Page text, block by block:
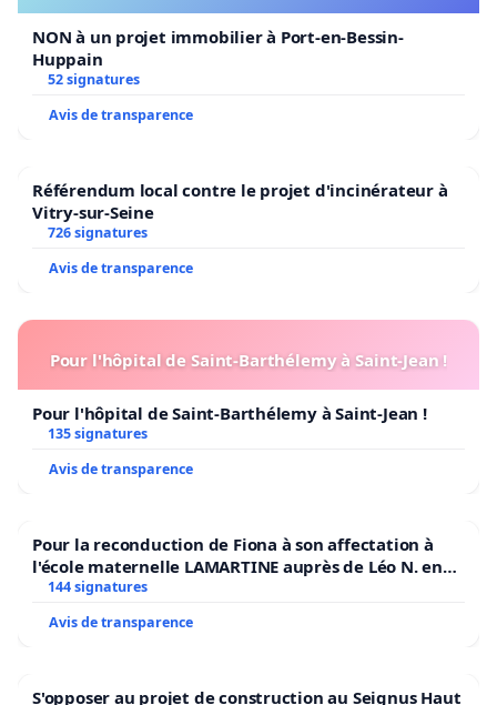
NON à un projet immobilier à Port-en-Bessin-
Huppain
52 signatures
Avis de transparence
Référendum local contre le projet d'incinérateur à
Vitry-sur-Seine
726 signatures
Avis de transparence
Pour l'hôpital de Saint-Barthélemy à Saint-Jean !
Pour l'hôpital de Saint-Barthélemy à Saint-Jean !
135 signatures
Avis de transparence
Pour la reconduction de Fiona à son affectation à
l'école maternelle LAMARTINE auprès de Léo N. en
2026/2027
144 signatures
Avis de transparence
S'opposer au projet de construction au Seignus Haut